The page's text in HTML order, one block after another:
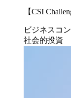
【CSI
ビジネスコ
社会的投資